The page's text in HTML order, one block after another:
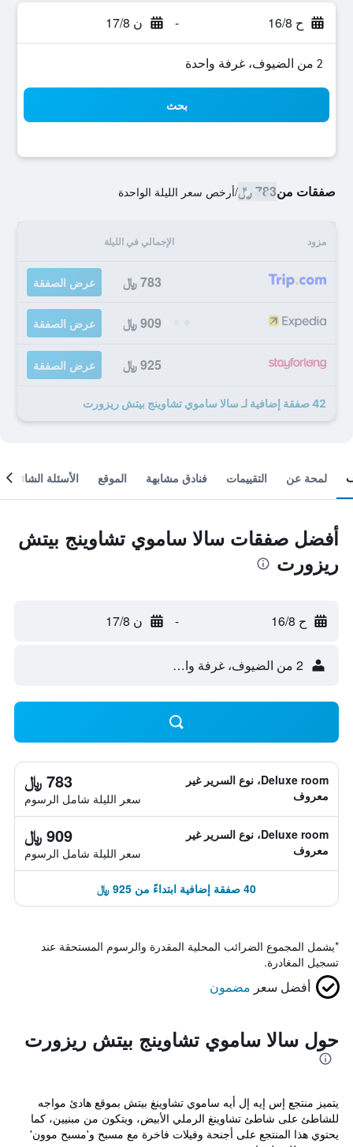
ح 16/8 - ن 17/8
2 من الضيوف، غرفة واحدة
بحث
صفقات من783 ﷼ /أرخص سعر الليلة الواحدة
مزود الإجمالي في الليلة
783 ﷼ عرض الصفقة
909 ﷼ عرض الصفقة
925 ﷼ عرض الصفقة
42 صفقة إضافية لـ سالا ساموي تشاوينج بيتش ريزورت
لمحة عن التقييمات فنادق مشابهة الموقع الأسئلة الشائعة
أفضل صفقات سالا ساموي تشاوينج بيتش
ريزورت
ح 16/8 - ن 17/8
2 من الضيوف، غرفة واحدة
Deluxe room، نوع السرير غير
معروف
783 ﷼
سعر الليلة شامل الرسوم
Deluxe room، نوع السرير غير
معروف
909 ﷼
سعر الليلة شامل الرسوم
40 صفقة إضافية ابتداءً من 925 ﷼
*يشمل المجموع الضرائب المحلية المقدرة والرسوم المستحقة عند
تسجيل المغادرة.
أفضل سعر مضمون
حول سالا ساموي تشاوينج بيتش ريزورت
يتميز منتجع إس إيه إل أيه ساموي تشاوينغ بيتش بموقع هادئ مواجه
للشاطئ على شاطئ تشاوينغ الرملي الأبيض، ويتكون من مبنيين، كما
يحتوي هذا المنتجع على أجنحة وفيلات فاخرة مع مسبح و'مسبح موون'